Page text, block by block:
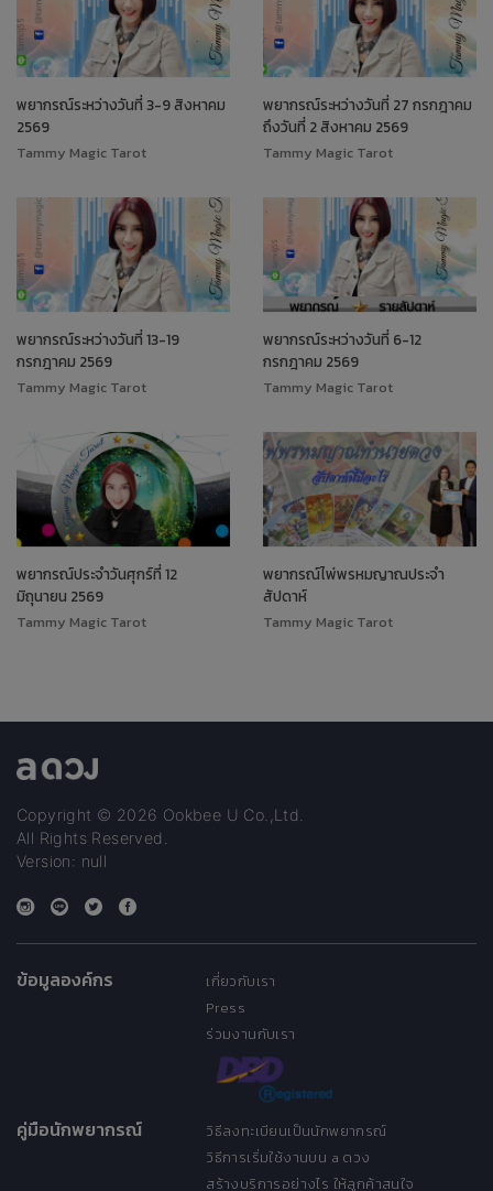
พยากรณ์ระหว่างวันที่ 3-9 สิงหาคม
2569
Tammy Magic Tarot
พยากรณ์ระหว่างวันที่ 27 กรกฎาคม
ถึงวันที่ 2 สิงหาคม 2569
Tammy Magic Tarot
พยากรณ์ระหว่างวันที่ 13-19
กรกฎาคม 2569
Tammy Magic Tarot
พยากรณ์ระหว่างวันที่ 6-12
กรกฎาคม 2569
Tammy Magic Tarot
พยากรณ์ประจำวันศุกร์ที่ 12
มิถุนายน 2569
Tammy Magic Tarot
พยากรณ์ไพ่พรหมญาณประจำ
สัปดาห์
Tammy Magic Tarot
Copyright © 2026 Ookbee U Co.,Ltd.
All Rights Reserved.
Version: null
ข้อมูลองค์กร
เกี่ยวกับเรา
Press
ร่วมงานกับเรา
คู่มือนักพยากรณ์
วิธีลงทะเบียนเป็นนักพยากรณ์
วิธีการเริ่มใช้งานบน a ดวง
สร้างบริการอย่างไร ให้ลูกค้าสนใจ